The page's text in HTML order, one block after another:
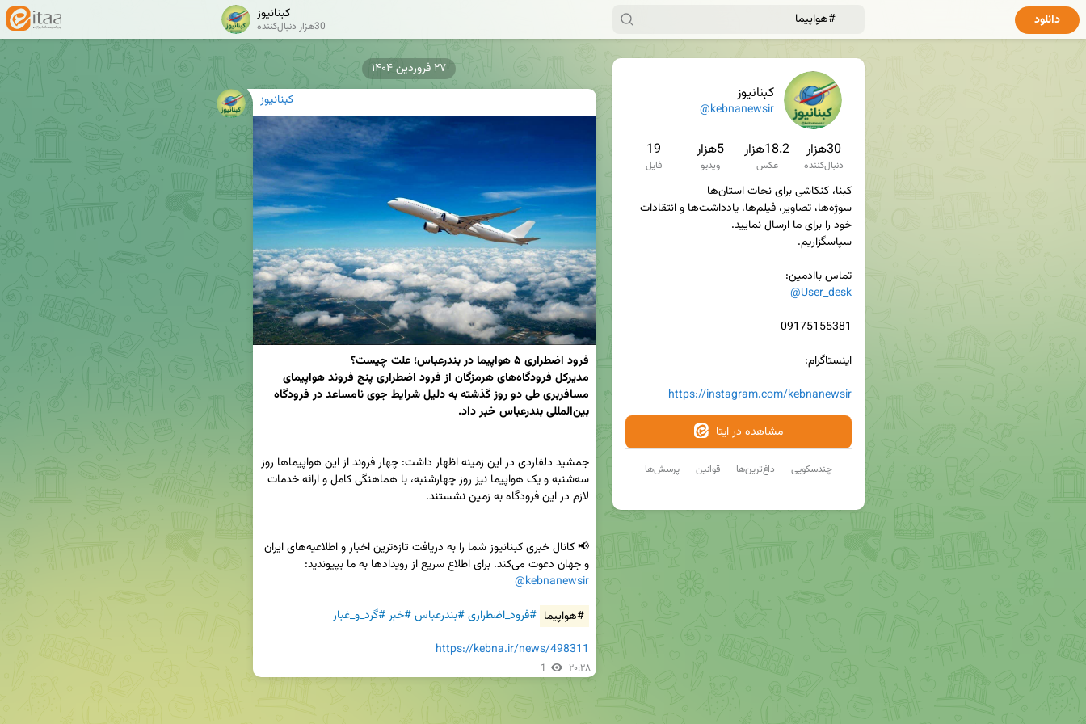
کبنانیوز
@kebnanewsir
30هزار
دنبال‌کننده
18.2هزار
عکس
5هزار
ویدیو
19
فایل
تماس باادمین‌:
@User_desk
https://instagram.com/kebnanewsir
مشاهده در ایتا
پرسش‌ها قوانین داغ‌ترین‌ها چندسکویی
کبنانیوز
30هزار دنبال‌کننده دانلود
کبنانیوز
بین‌المللی بندرعباس خبر داد.
و جهان دعوت می‌کند. برای اطلاع سریع از رویدادها به ما بپیوندید:
@kebnanewsir
#هواپیما #فرود_اضطراری#بندرعباس#خبر#گرد_و_غبار
https://kebna.ir/news/498311
1 ۲۰:۲۸
۲۷ فروردین ۱۴۰۴